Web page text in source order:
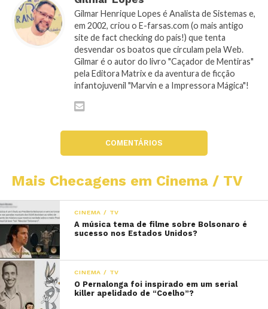
Gilmar Henrique Lopes é Analista de Sistemas e,
em 2002, criou o E-farsas.com (o mais antigo
site de fact checking do país!) que tenta
desvendar os boatos que circulam pela Web.
Gilmar é o autor do livro "Caçador de Mentiras"
pela Editora Matrix e da aventura de ficção
infantojuvenil "Marvin e a Impressora Mágica"!
COMENTÁRIOS
Mais Checagens em Cinema / TV
CINEMA / TV
A música tema de filme sobre Bolsonaro é
sucesso nos Estados Unidos?
CINEMA / TV
O Pernalonga foi inspirado em um serial
killer apelidado de “Coelho”?